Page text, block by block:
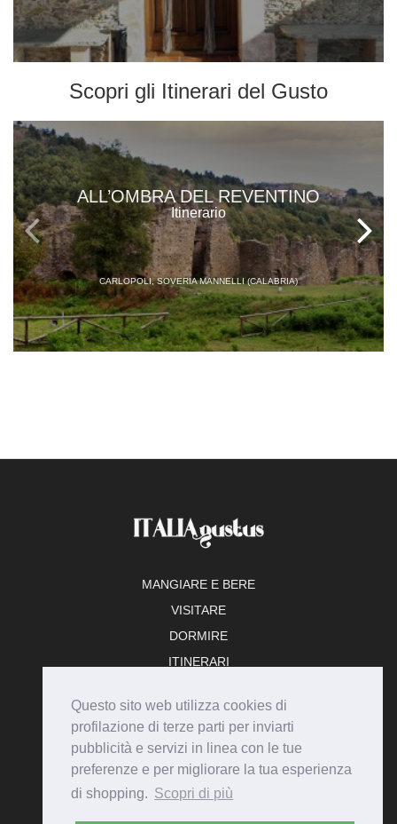
Questo sito web utilizza cookies di
profilazione di terze parti per inviarti
pubblicità e servizi in linea con le tue
preferenze e per migliorare la tua esperienza
di shopping. Scopri di più
Scopri gli Itinerari del Gusto
ALL’OMBRA DEL REVENTINO
Itinerario
CARLOPOLI, SOVERIA MANNELLI (CALABRIA)
MANGIARE E BERE
VISITARE
DORMIRE
ITINERARI
ADERISCI